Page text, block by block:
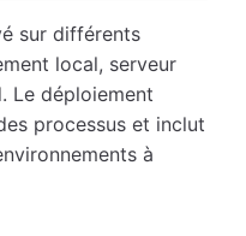
sur différents
local, serveur
Le déploiement
processus et inclut
à